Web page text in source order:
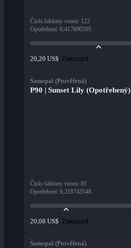
Číslo šablony vzoru: 122
Opotřebení: 0,417090505
20,20 US$ Zakoupit
Samopal (Prověřená)
P90 | Sunset Lily (Opotřebený)
Číslo šablony vzoru: 81
Opotřebení: 0,218743548
20,08 US$ Zakoupit
Samopal (Prověřená)